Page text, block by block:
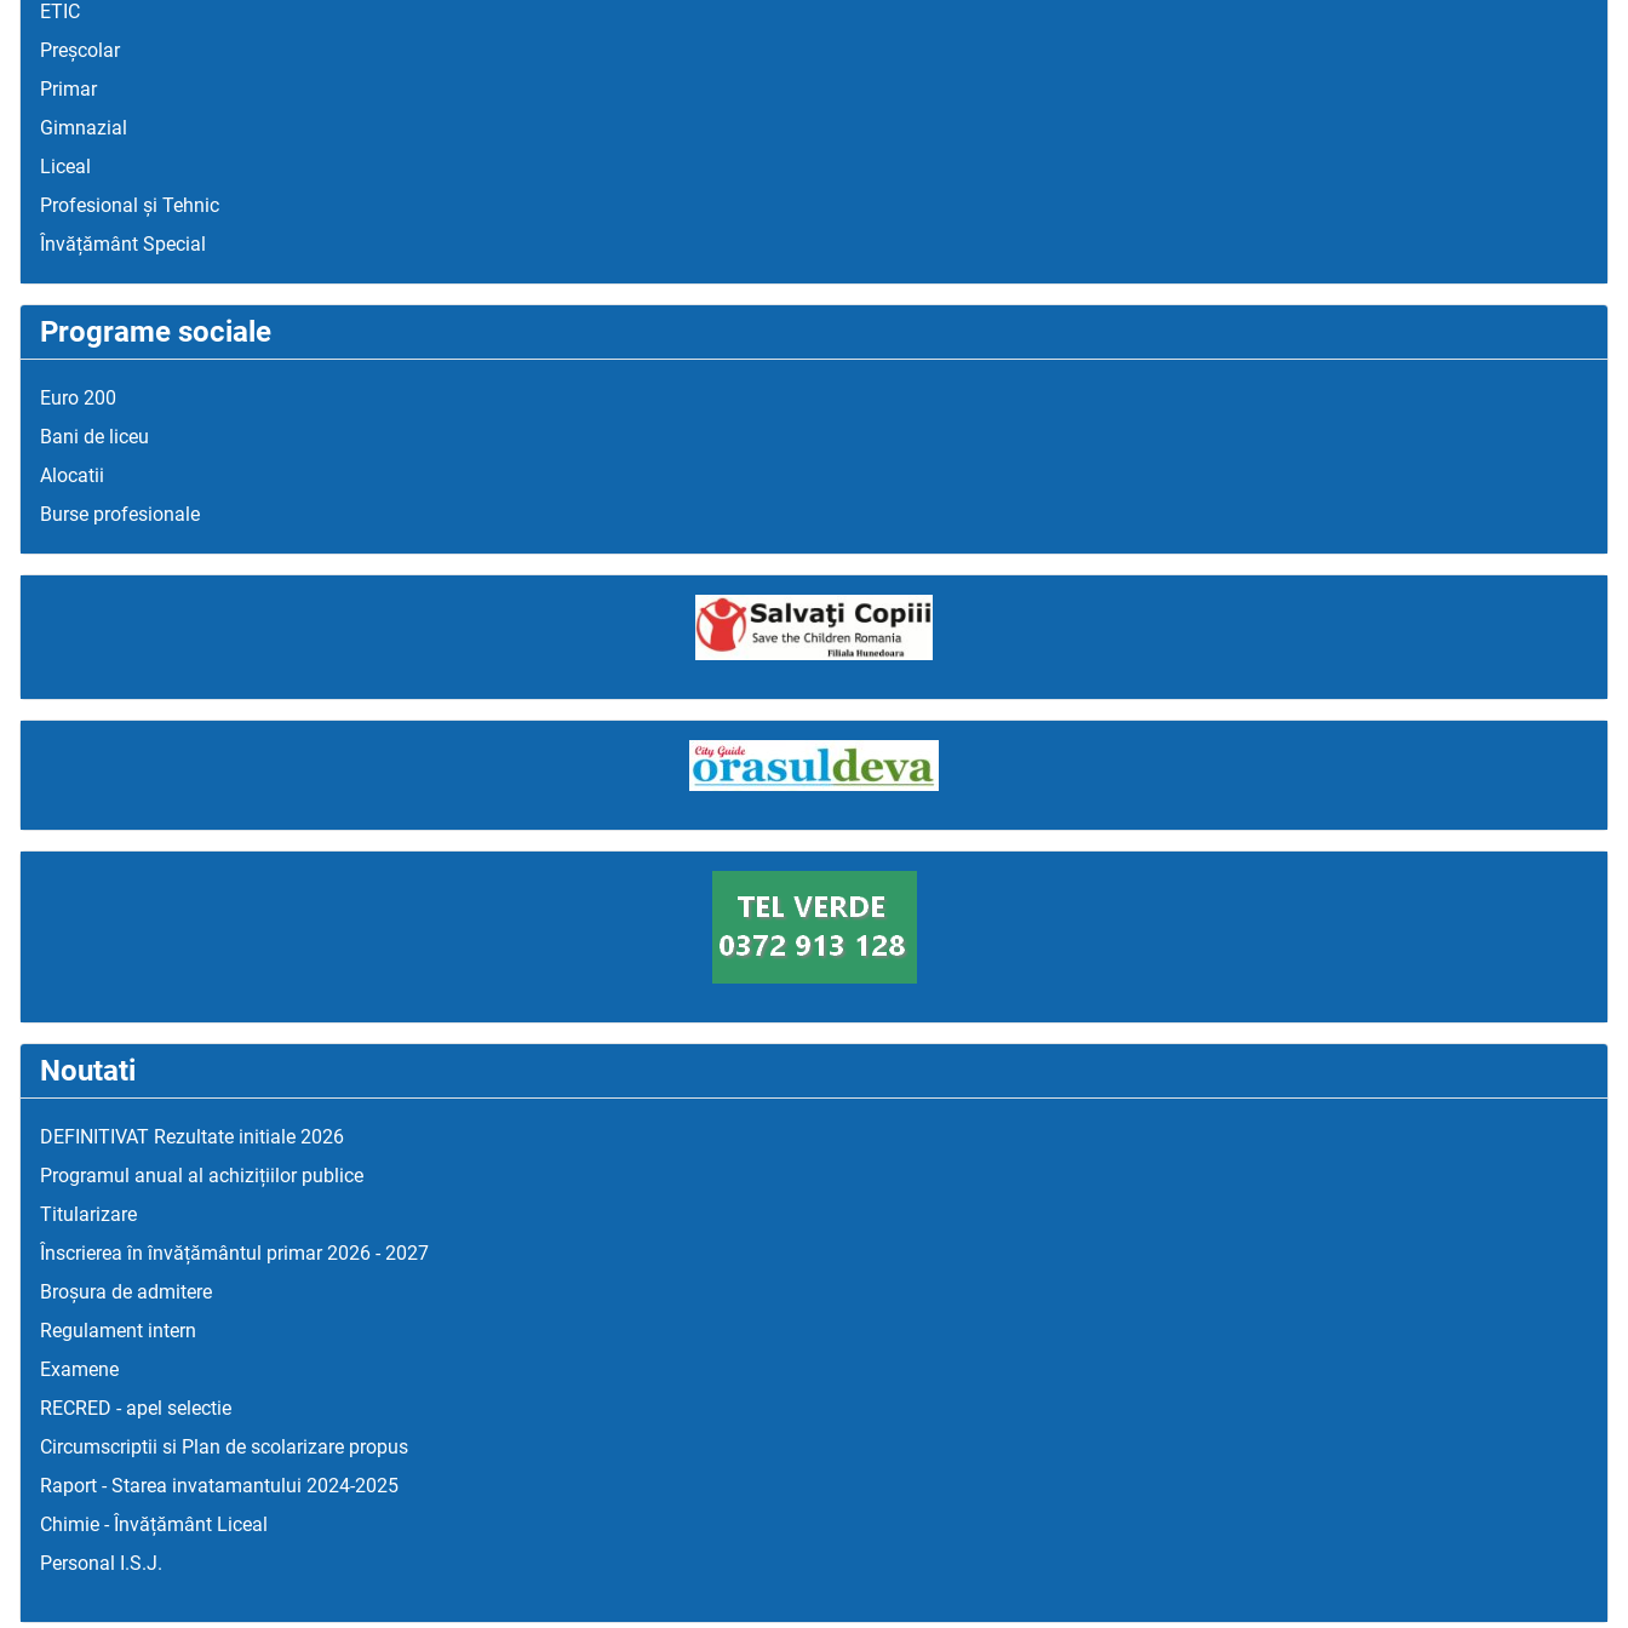
ETIC
Preșcolar
Primar
Gimnazial
Liceal
Profesional și Tehnic
Învățământ Special
Programe sociale
Euro 200
Bani de liceu
Alocatii
Burse profesionale
Noutati
DEFINITIVAT Rezultate initiale 2026
Programul anual al achizițiilor publice
Titularizare
Înscrierea în învățământul primar 2026 - 2027
Broșura de admitere
Regulament intern
Examene
RECRED - apel selectie
Circumscriptii si Plan de scolarizare propus
Raport - Starea invatamantului 2024-2025
Chimie - Învățământ Liceal
Personal I.S.J.